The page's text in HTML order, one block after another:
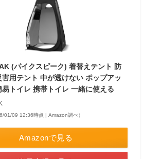
(パイクスピーク) 着替えテント 防
害用テント 中が透けない ポップアッ
易トイレ 携帯トイレ 一緒に使える
01/09 12:36時点 | Amazon調べ）
Amazonで見る